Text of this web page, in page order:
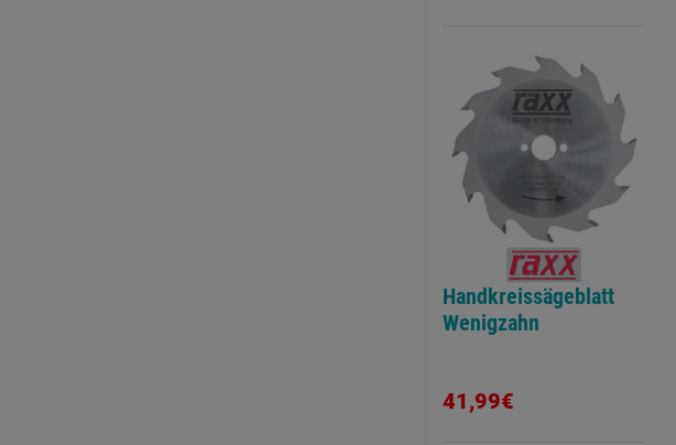
Handkreissägeblatt
Wenigzahn
41,99€